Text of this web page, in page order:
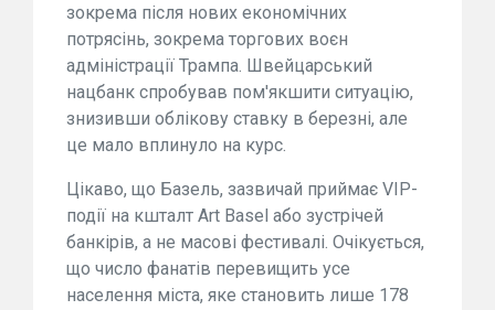
зокрема після нових економічних
потрясінь, зокрема торгових воєн
адміністрації Трампа. Швейцарський
нацбанк спробував пом'якшити ситуацію,
знизивши облікову ставку в березні, але
це мало вплинуло на курс.
Цікаво, що Базель, зазвичай приймає VIP-
події на кшталт Art Basel або зустрічей
банкірів, а не масові фестивалі. Очікується,
що число фанатів перевищить усе
населення міста, яке становить лише 178